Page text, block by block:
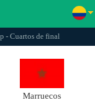
- Cuartos de final
Marruecos